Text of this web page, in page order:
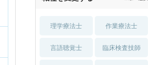
理学療法士 作業療法士
言語聴覚士 臨床検査技師